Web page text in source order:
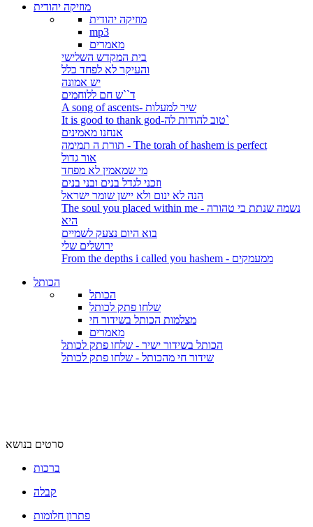
מוזיקה יהודית
מוזיקה יהודית
mp3
מאמרים
בית המקדש השלישי
והעיקר לא לפחד כלל
יש אמונה
ד``ש חם ללוחמים
A song of ascents- שיר למעלות
It is good to thank god-טוב להודות לה`
אנחנו מאמינים
תורת ה תמימה - The torah of hashem is perfect
אור גדול
מי שמאמין לא מפחד
וזכני לגדל בנים ובני בנים
הנה לא ינום ולא יישן שומר ישראל
The soul you placed within me - נשמה שנתת בי טהורה
היא
בוא היום נצעק לשמיים
ירושלים שלי
From the depths i called you hashem - ממעמקים
הכותל
הכותל
שלחו פתק לכותל
מצלמות הכותל בשידור חי
מאמרים
הכותל בשידור ישיר - שלחו פתק לכותל
שידור חי מהכותל - שלחו פתק לכותל
סרטים בנושא
ברכות
קבלה
פתרון חלומות